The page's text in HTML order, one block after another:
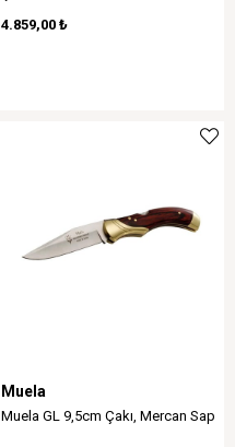
4.859,00 ₺
Muela
Muela GL 9,5cm Çakı, Mercan Sap